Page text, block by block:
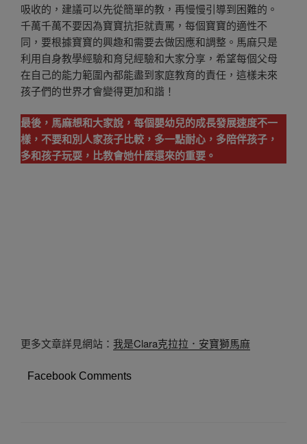
吸收的，建議可以先從簡單的教，再慢慢引導到困難的。
千萬千萬不要因為寶寶抗拒就責罵，每個寶寶的適性不
同，要根據寶寶的興趣和需要去做因應和調整。馬麻只是
利用自身教學經驗和育兒經驗和大家分享，希望每個父母
在自己的能力範圍內都能盡到家庭教育的責任，這樣未來
孩子們的世界才會變得更加和諧！
最後，馬麻想和大家說，每個嬰幼兒的成長發展速度不一
樣，不要和別人家孩子比較，多一點耐心，多陪伴孩子，
多和孩子玩耍，比教會她什麼還來的重要。
更多文章詳見網站： 我是Clara克拉拉．安寶獅馬麻
Facebook Comments